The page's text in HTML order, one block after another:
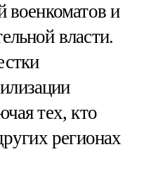
военкоматов и
власти.
тех, кто
регионах